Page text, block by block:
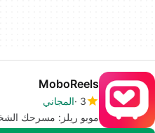
MoboReels
3 المجاني
موبو ريلز: مسرحك